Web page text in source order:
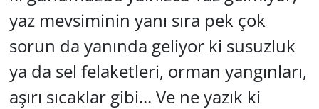
yaz mevsiminin yanı sıra pek çok
sorun da yanında geliyor ki susuzluk
ya da sel felaketleri, orman yangınları,
aşırı sıcaklar gibi... Ve ne yazık ki